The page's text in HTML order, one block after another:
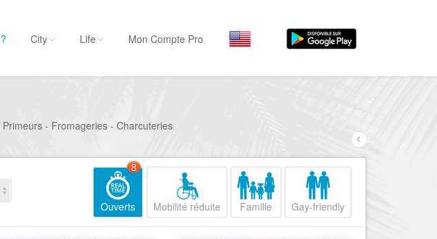
Musées, ...
Sortir
Nice Promenade du
Nice le Port
Nice le Vieux Nice
City Life Mon Compte Pro
- Fromageries - Charcuteries
Ouverts
8
Mobilité réduite Famille Gay-friendly